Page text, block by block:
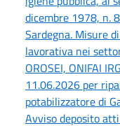
dicembre 1978, n.
Sardegna. Misure
lavorativa nei
OROSEI, ONIFAI
11.06.2026 per
potabilizzatore di
Avviso deposito